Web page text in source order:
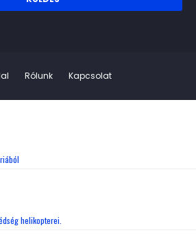
Rólunk Kapcsolat
helikopterei.